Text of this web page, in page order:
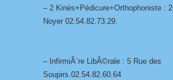
– 2 Kinés+Pédicure+Orthophoniste :
Noyer 02.54.82.73.29.
– InfirmiÃ¨re LibÃ©rale : 5 Rue des
Soupirs.02.54.82.60.64